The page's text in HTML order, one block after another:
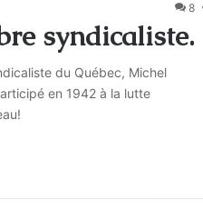
8
syndicaliste.
du Québec, Michel
en 1942 à la lutte